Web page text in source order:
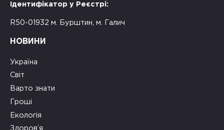
Ідентифікатор у Реєстрі:
R50-01932 м. Бурштин, м. Галич
НОВИНИ
Україна
Світ
Варто знати
Гроші
Екологія
Здоров’я